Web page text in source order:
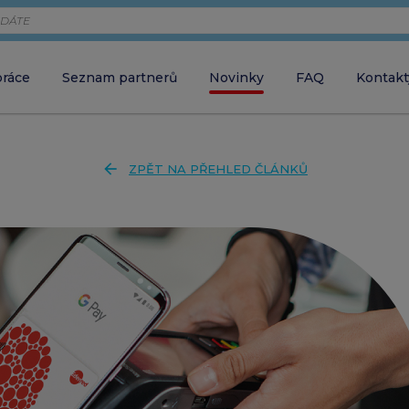
close ZAVŘÍT VYHLEDÁVÁNÍ
Seznam partnerů Novinky FAQ
chci objednávat
Zaměstnanec
chci aktivovat
Partner
chci akceptovat
arrow_back ZPĚT NA PŘEHLED ČLÁNKŮ